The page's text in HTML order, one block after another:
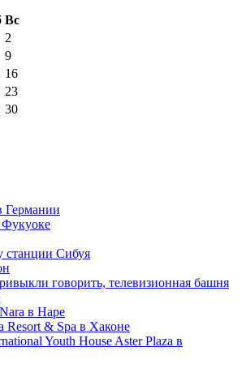
Вс
2
9
16
23
30
Германии
Фукуоке
станции Сибуя
говорить, телевизионная башня
в Наре
Resort & Spa в Хаконе
Youth House Aster Plaza в